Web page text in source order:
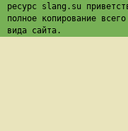
ресурс slang.su
полное копирование
вида сайта.